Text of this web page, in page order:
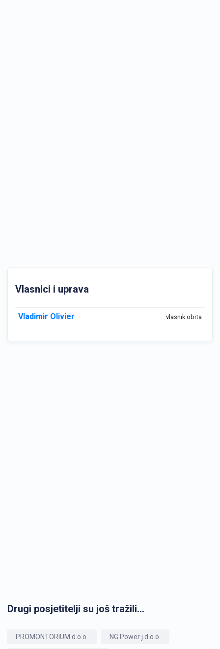
Vlasnici i uprava
Vladimir Olivier vlasnik obrta
Drugi posjetitelji su još tražili...
PROMONTORIUM d.o.o. NG Power j.d.o.o.